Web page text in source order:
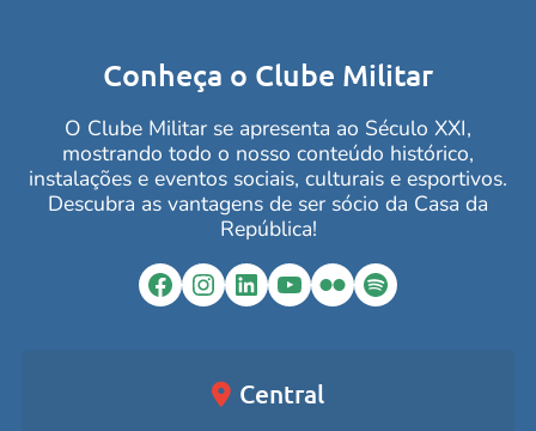
Conheça o Clube Militar
O Clube Militar se apresenta ao Século XXI,
mostrando todo o nosso conteúdo histórico,
instalações e eventos sociais, culturais e esportivos.
Descubra as vantagens de ser sócio da Casa da
República!
Facebook
Instagram
LinkedIn
YouTube
FlickrSpotify
Central